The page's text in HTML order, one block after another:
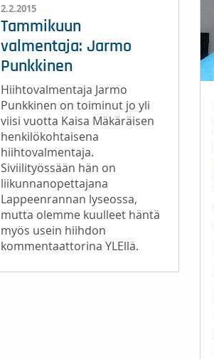
2.2.2015
Tammikuun
valmentaja: Jarmo
Punkkinen
Hiihtovalmentaja Jarmo
Punkkinen on toiminut jo yli
viisi vuotta Kaisa Mäkäräisen
henkilökohtaisena
hiihtovalmentaja.
Siviilityössään hän on
liikunnanopettajana
Lappeenrannan lyseossa,
mutta olemme kuulleet häntä
myös usein hiihdon
kommentaattorina YLEllä.